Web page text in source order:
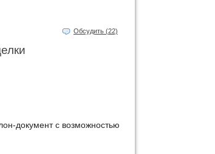
Обсудить (22)
документ с возможностью